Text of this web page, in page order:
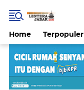
Home Terpopuler